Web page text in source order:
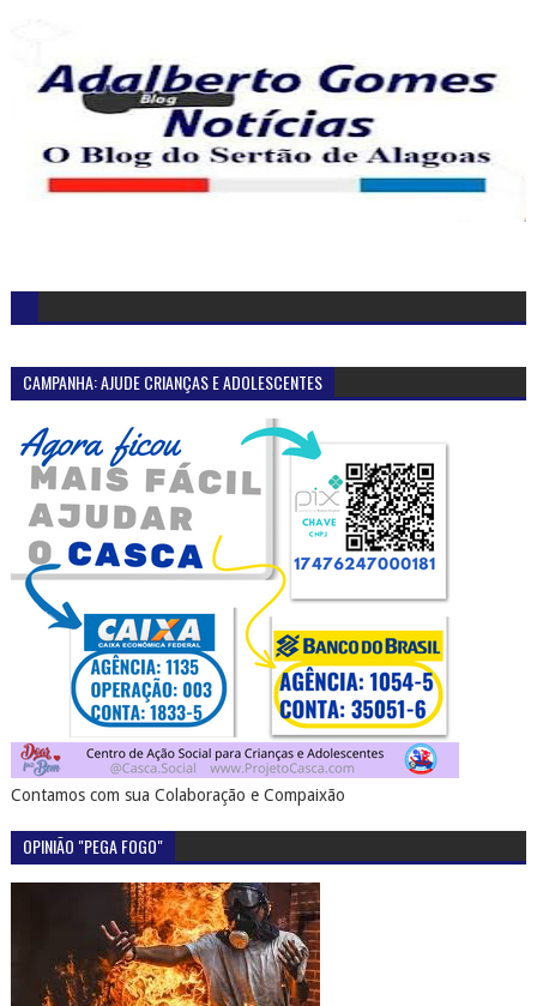
CAMPANHA: AJUDE CRIANÇAS E ADOLESCENTES
Contamos com sua Colaboração e Compaixão
OPINIÃO "PEGA FOGO"